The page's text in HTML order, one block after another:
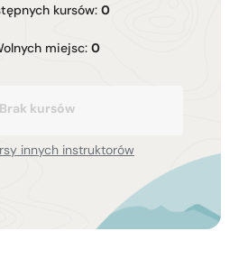
kursów: 0
miejsc: 0
Brak kursów
innych instruktorów